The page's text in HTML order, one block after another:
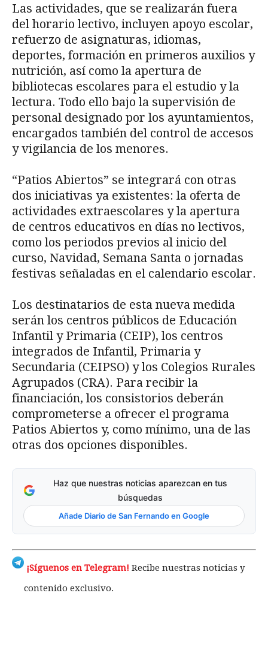
Las actividades, que se realizarán fuera
del horario lectivo, incluyen apoyo escolar,
refuerzo de asignaturas, idiomas,
deportes, formación en primeros auxilios y
nutrición, así como la apertura de
bibliotecas escolares para el estudio y la
lectura. Todo ello bajo la supervisión de
personal designado por los ayuntamientos,
encargados también del control de accesos
y vigilancia de los menores.
“Patios Abiertos” se integrará con otras
dos iniciativas ya existentes: la oferta de
actividades extraescolares y la apertura
de centros educativos en días no lectivos,
como los periodos previos al inicio del
curso, Navidad, Semana Santa o jornadas
festivas señaladas en el calendario escolar.
Los destinatarios de esta nueva medida
serán los centros públicos de Educación
Infantil y Primaria (CEIP), los centros
integrados de Infantil, Primaria y
Secundaria (CEIPSO) y los Colegios Rurales
Agrupados (CRA). Para recibir la
financiación, los consistorios deberán
comprometerse a ofrecer el programa
Patios Abiertos y, como mínimo, una de las
otras dos opciones disponibles.
Haz que nuestras noticias aparezcan en tus
búsquedas
Añade Diario de San Fernando en Google
¡Síguenos en Telegram! Recibe nuestras noticias y
contenido exclusivo.